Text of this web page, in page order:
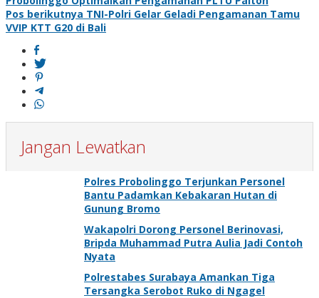
pos
Pos berikutnya TNI-Polri Gelar Geladi Pengamanan Tamu
VVIP KTT G20 di Bali
Jangan Lewatkan
Polres Probolinggo Terjunkan Personel
Bantu Padamkan Kebakaran Hutan di
Gunung Bromo
Wakapolri Dorong Personel Berinovasi,
Bripda Muhammad Putra Aulia Jadi Contoh
Nyata
Polrestabes Surabaya Amankan Tiga
Tersangka Serobot Ruko di Ngagel